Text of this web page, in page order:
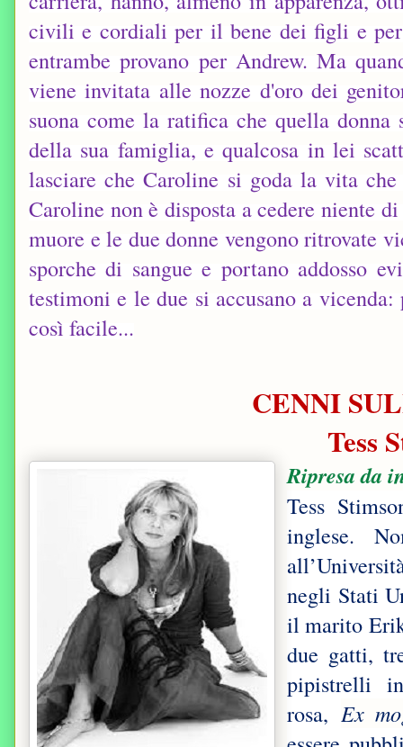
civili e cordiali per il bene dei figli e
entrambe provano per Andrew. Ma
viene invitata alle nozze d'oro dei
suona come la ratifica che quella
della sua famiglia, e qualcosa in lei
lasciare che Caroline si goda la vita
Caroline non è disposta a cedere niente
muore e le due donne vengono ritrovate
sporche di sangue e portano addosso
testimoni e le due si accusano a
così facile...
CENNI
Tess
Ripresa da
Tess
inglese.
negli Stati
il marito
due gatti,
pipistrelli
rosa, Ex